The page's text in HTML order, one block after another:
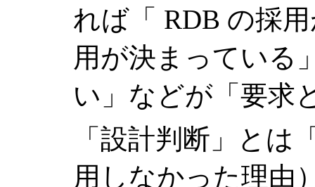
れば「 RDB の採
用が決まっている
い」などが「要求
「設計判断」とは
用しなかった理由